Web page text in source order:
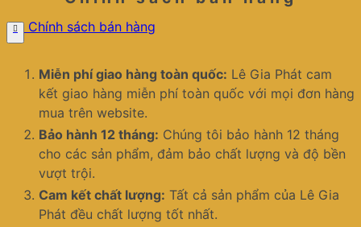
Chính sách bán hàng
Miễn phí giao hàng toàn quốc: Lê Gia Phát cam
kết giao hàng miễn phí toàn quốc với mọi đơn hàng
mua trên website.
Bảo hành 12 tháng: Chúng tôi bảo hành 12 tháng
cho các sản phẩm, đảm bảo chất lượng và độ bền
vượt trội.
Cam kết chất lượng: Tất cả sản phẩm của Lê Gia
Phát đều chất lượng tốt nhất.